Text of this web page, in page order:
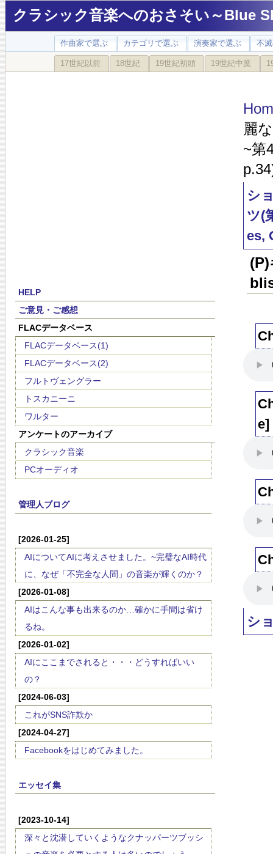
クラシック音楽へのおさそい～Blue
作曲家で選ぶ カテゴリで選ぶ 演奏家で選ぶ 不
17世紀以前 18世紀 19世紀初頭 19世紀中葉
HELP
ご意見・ご感想
FLACデータベース
FLACデータベース(1)
FLACデータベース(2)
フルトヴェングラー
トスカニーニ
ワルター
アンケートのアーカイブ
クラシック音楽
PCオーディオ
管理人ブログ
[2026-01-25]
AIについてAIに考えさせました。~完璧なAI時代
に、なぜ「不完全な人間」の音楽が輝くのか？
[2026-01-08]
AIはこんな事も出来るのか…確かに手間は省け
るね。
[2026-01-02]
AIにここまでされると・・・どうすればいい
の？
[2024-06-03]
これがSNS詐欺か
[2024-04-27]
Facebookをはじめてみました。
エッセイ集
[2023-10-14]
深々と沈潜していくようなクナッパーツブッシ
麗
~第
シ
ツ(
es,
e]
シ